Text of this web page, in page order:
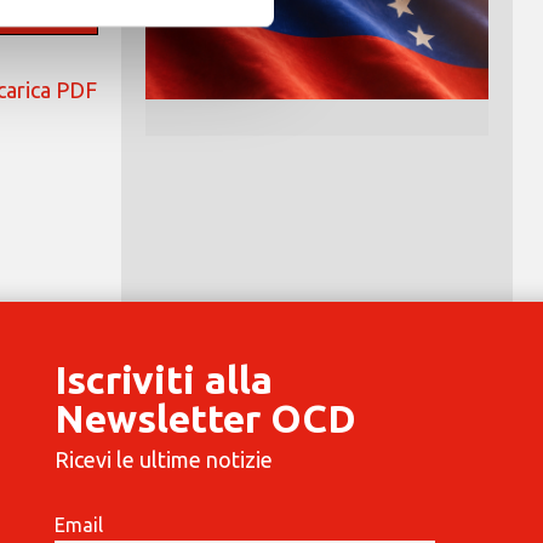
PDF
Iscriviti alla
Newsletter OCD
Ricevi le ultime notizie
Email